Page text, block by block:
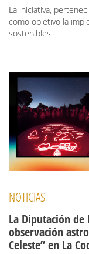
La iniciativa,
como objetivo la
sostenibles
NOTICIAS
La Diputación
observación
Celeste” en La